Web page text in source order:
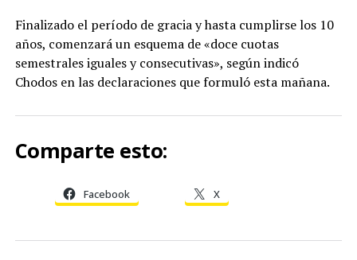
Finalizado el período de gracia y hasta cumplirse los 10
años, comenzará un esquema de «doce cuotas
semestrales iguales y consecutivas», según indicó
Chodos en las declaraciones que formuló esta mañana.
Comparte esto:
Facebook X